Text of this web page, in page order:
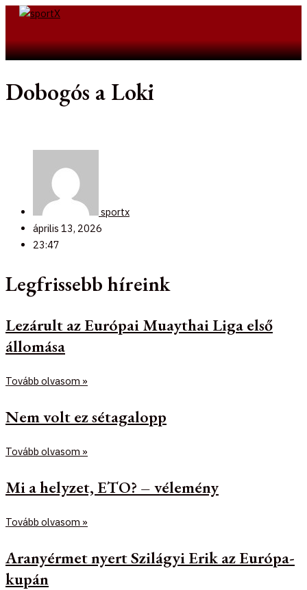
Skip
Dobogós a Loki
sportx
április 13, 2026
23:47
Legfrissebb híreink
Lezárult az Európai Muaythai Liga első
állomása
Tovább olvasom »
Nem volt ez sétagalopp
Tovább olvasom »
Mi a helyzet, ETO? – vélemény
Tovább olvasom »
Aranyérmet nyert Szilágyi Erik az Európa-
kupán